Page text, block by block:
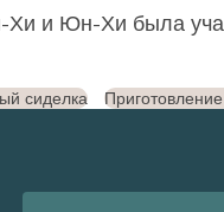
и Юн-Хи была
сиделка